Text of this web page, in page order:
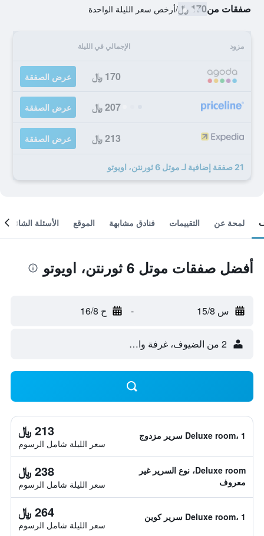
صفقات من170 ﷼ /أرخص سعر الليلة الواحدة
مزود الإجمالي في الليلة
170 ﷼ عرض الصفقة
207 ﷼ عرض الصفقة
213 ﷼ عرض الصفقة
21 صفقة إضافية لـ موتل 6 ثورنتن، اويوتو
لمحة عن التقييمات فنادق مشابهة الموقع الأسئلة الشائعة
أفضل صفقات موتل 6 ثورنتن، اويوتو
س 15/8 - ح 16/8
2 من الضيوف، غرفة واحدة
Deluxe room، 1 سرير مزدوج 213 ﷼
سعر الليلة شامل الرسوم
Deluxe room، نوع السرير غير
معروف
238 ﷼
سعر الليلة شامل الرسوم
Deluxe room، 1 سرير كوين 264 ﷼
سعر الليلة شامل الرسوم